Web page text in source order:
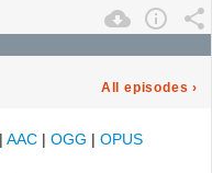
All episodes ›
| AAC | OGG | OPUS